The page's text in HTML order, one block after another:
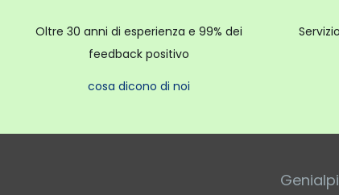
Oltre 30 anni di esperienza e 99% dei
feedback positivo
cosa dicono di noi